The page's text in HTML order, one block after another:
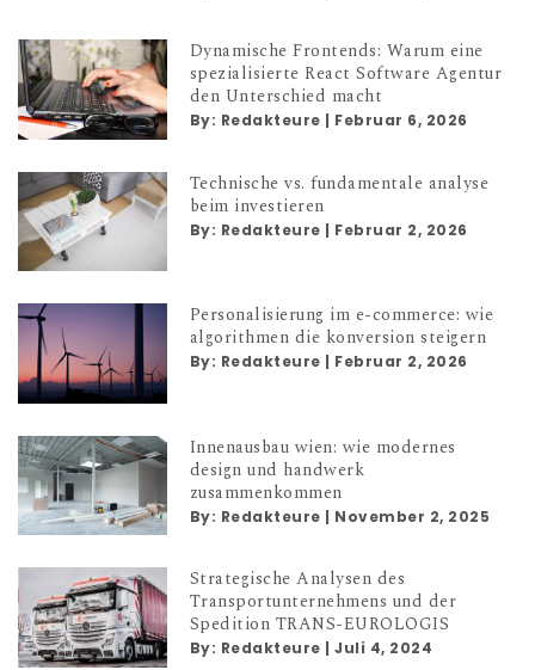
Dynamische Frontends: Warum eine
spezialisierte React Software Agentur
den Unterschied macht
By: Redakteure | Februar 6, 2026
Technische vs. fundamentale analyse
beim investieren
By: Redakteure | Februar 2, 2026
Personalisierung im e-commerce: wie
algorithmen die konversion steigern
By: Redakteure | Februar 2, 2026
Innenausbau wien: wie modernes
design und handwerk
zusammenkommen
By: Redakteure | November 2, 2025
Strategische Analysen des
Transportunternehmens und der
Spedition TRANS-EUROLOGIS
By: Redakteure |Juli 4, 2024